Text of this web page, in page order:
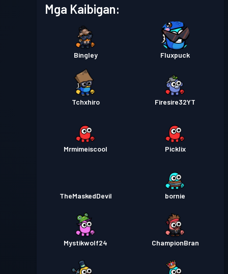
Mga Kaibigan:
Bingley Fluxpuck
Tchxhiro Firesire32YT
Mrmimeiscool Picklix
TheMaskedDevil bornie
Mystikwolf24 ChampionBran